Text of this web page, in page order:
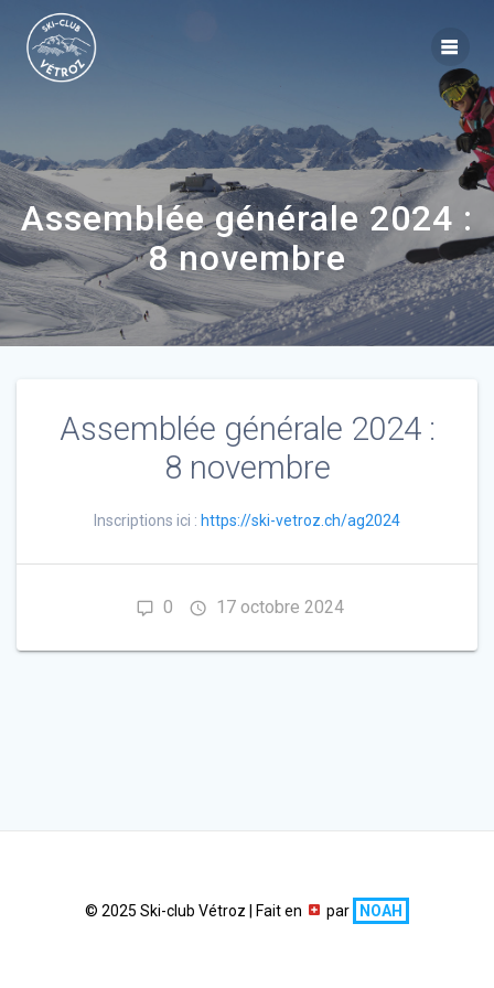
Assemblée générale 2024 :
8 novembre
Assemblée générale 2024 :
8 novembre
Inscriptions ici : https://ski-vetroz.ch/ag2024
0 17 octobre 2024
© 2025 Ski-club Vétroz | Fait en par NOAH